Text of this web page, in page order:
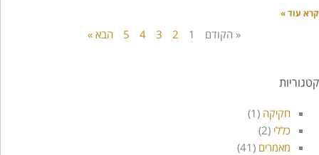
קרא עוד »
« הקודם 1
2
3
4
5 הבא »
קטגוריות
חקיקה (1)
כללי (2)
מאמרים (41)